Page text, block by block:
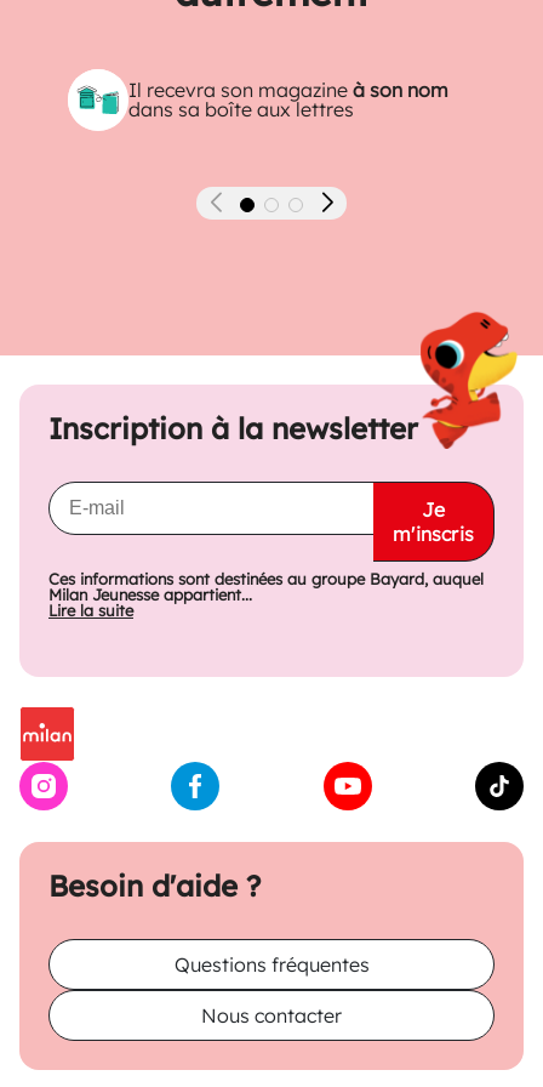
Il recevra son magazineà son nom
dans sa boîte aux lettres
Précédent Suivant
Besoin d'aide ?
Questions fréquentes
Nous contacter
Inscription à la newsletter
Je
m'inscris
Ces informations sont destinées au groupe Bayard, auquel
Milan Jeunesse appartient...
Lire la suite